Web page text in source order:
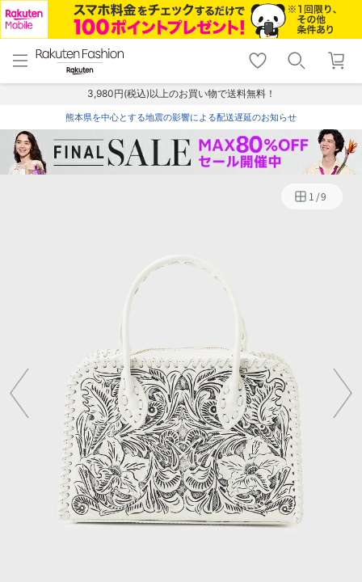
menu home
トップ
shopping_cart lock_outline
ログイン
3,980円(税込)以上のお買い物で送料無料！
熊本県を中心とする地震の影響による配送遅延のお知らせ
1 /9